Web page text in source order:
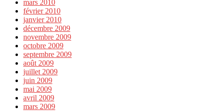
mars 2010
février 2010
janvier 2010
décembre 2009
novembre 2009
octobre 2009
septembre 2009
août 2009
juillet 2009
juin 2009
mai 2009
avril 2009
mars 2009